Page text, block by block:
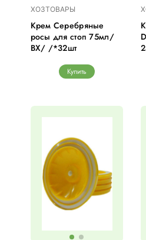
ХОЗТОВАРЫ
Крем Серебряные
росы для стоп 75мл/
ВХ/ /*32шт
Купить